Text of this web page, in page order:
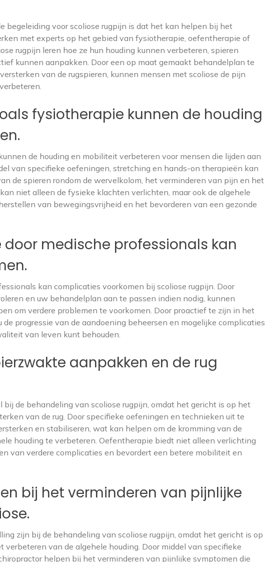
begeleiding voor scoliose rugpijn is dat het kan helpen bij het
met experts op het gebied van fysiotherapie, oefentherapie of
rugpijn leren hoe ze hun houding kunnen verbeteren, spieren
kunnen aanpakken. Door een op maat gemaakt behandelplan te
van de rugspieren, kunnen mensen met scoliose de pijn
fysiotherapie kunnen de houding
de houding en mobiliteit verbeteren voor mensen die lijden aan
van specifieke oefeningen, stretching en hands-on therapieën kan
de spieren rondom de wervelkolom, het verminderen van pijn en het
niet alleen de fysieke klachten verlichten, maar ook de algehele
van bewegingsvrijheid en het bevorderen van een gezonde
medische professionals kan
kan complicaties voorkomen bij scoliose rugpijn. Door
en uw behandelplan aan te passen indien nodig, kunnen
om verdere problemen te voorkomen. Door proactief te zijn in het
progressie van de aandoening beheersen en mogelijke complicaties
van leven kunt behouden.
aanpakken en de rug
de behandeling van scoliose rugpijn, omdat het gericht is op het
van de rug. Door specifieke oefeningen en technieken uit te
en stabiliseren, wat kan helpen om de kromming van de
houding te verbeteren. Oefentherapie biedt niet alleen verlichting
van verdere complicaties en bevordert een betere mobiliteit en
bij het verminderen van pijnlijke
zijn bij de behandeling van scoliose rugpijn, omdat het gericht is op
van de algehele houding. Door middel van specifieke
helpen bij het verminderen van pijnlijke symptomen die